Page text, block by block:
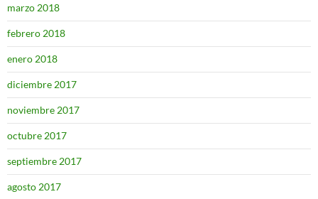
marzo 2018
febrero 2018
enero 2018
diciembre 2017
noviembre 2017
octubre 2017
septiembre 2017
agosto 2017